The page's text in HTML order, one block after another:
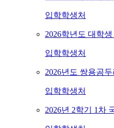
입학학생처
2026학년도 대학
입학학생처
2026년도 쌍용곰
입학학생처
2026년 2학기 1차